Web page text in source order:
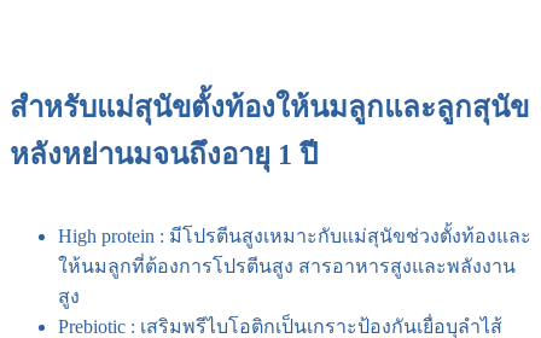
สำหรับแม่สุนัขตั้งท้องให้นมลูกและลูกสุนัข
หลังหย่านมจนถึงอายุ 1 ปี
High protein : มีโปรตีนสูงเหมาะกับแม่สุนัขช่วงตั้งท้องและ
ให้นมลูกที่ต้องการโปรตีนสูง สารอาหารสูงและพลังงาน
สูง
Prebiotic : เสริมพรีไบโอติกเป็นเกราะป้องกันเยื่อบุลำไส้